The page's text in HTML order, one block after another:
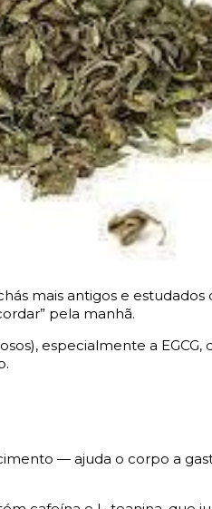
mais antigos e
pela manhã.
especialmente a EGCG,
— ajuda o corpo a